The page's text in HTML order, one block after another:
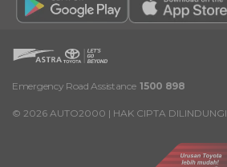
Emergency Road Assistance 1500 898
© 2026 AUTO2000 | HAK CIPTA DILINDUNGI